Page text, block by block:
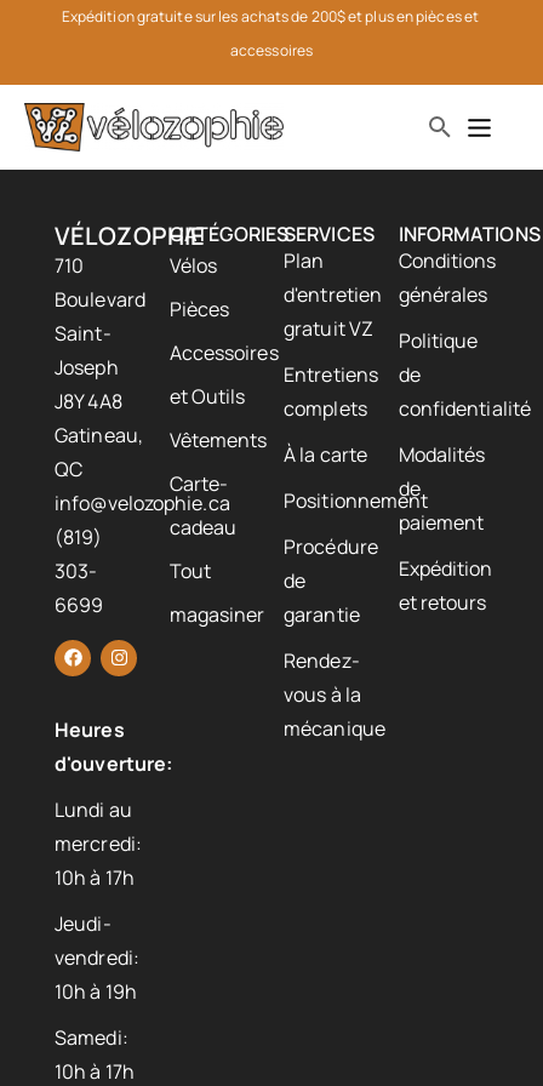
Expédition gratuite sur les achats de 200$ et plus en pièces et
accessoires
VÉLOZOPHIE
710
Boulevard
Saint-
Joseph
J8Y 4A8
Gatineau,
QC
info@velozophie.ca
(819)
303-
6699
Heures
d'ouverture:
Lundi au
mercredi:
10h à 17h
Jeudi-
vendredi:
10h à 19h
Samedi:
10h à 17h
CATÉGORIES
Vélos
Pièces
Accessoires
et Outils
Vêtements
Carte-
cadeau
Tout
magasiner
SERVICES
Plan
d'entretien
gratuit VZ
Entretiens
complets
À la carte
Positionnement
Procédure
de
garantie
Rendez-
vous à la
mécanique
INFORMATIONS
Conditions
générales
Politique
de
confidentialité
Modalités
de
paiement
Expédition
et retours